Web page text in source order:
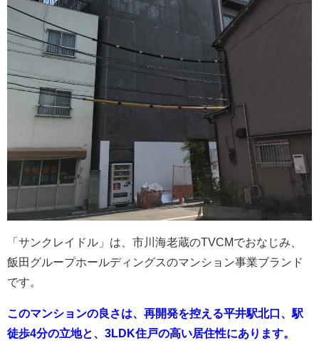
「サンクレイドル」は、市川海老蔵のTVCMでおなじみ、
飯田グループホールディングスのマンション事業ブランド
です。
このマンションの良さは、再開発を控える平井駅北口、駅
徒歩4分の立地と、3LDK住戸の高い居住性にあります。